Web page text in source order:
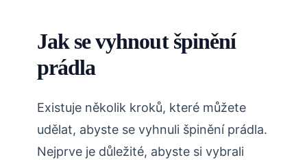
Jak se vyhnout špinění
prádla
Existuje několik kroků, které můžete
udělat, abyste se vyhnuli špinění prádla.
Nejprve je důležité, abyste si vybrali